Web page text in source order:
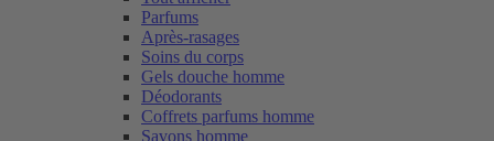
Parfums
Après-rasages
Soins du corps
Gels douche homme
Déodorants
Coffrets parfums homme
Savons homme